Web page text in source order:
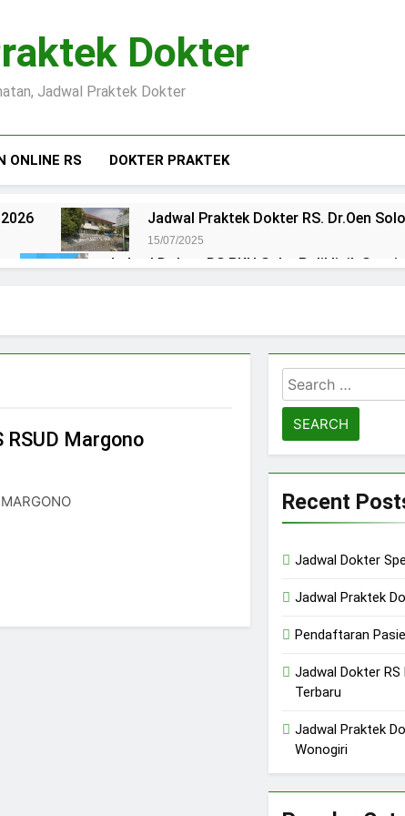
Dokter
Jadwal Praktek Dokter
ONLINE RS DOKTER PRAKTEK
Jadwal Praktek Dokter RS. Dr.Oen Solo
15/07/2025
Jadwal Dokter RS PKU Solo: Poliklinik
Jadwal Dokter RS Mulia Hati Wonogiri
Pendaftaran Pasien BPJS RSUD
Margono
Search
for:
Recent
Jadwal Dokter
Jadwal Praktek
Pendaftaran
Jadwal Dokter RS
Terbaru
Jadwal Praktek
Wonogiri